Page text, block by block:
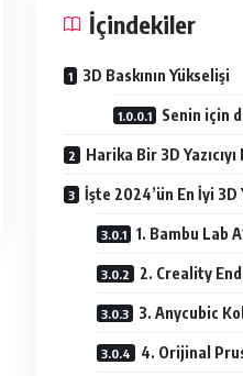
İçindekiler
3D Baskının Yükselişi
Senin için
Harika Bir 3D
İşte 2024’ün En İyi 3D
1. Bambu Lab
2. Creality
3. Anycubic
4. Orijinal